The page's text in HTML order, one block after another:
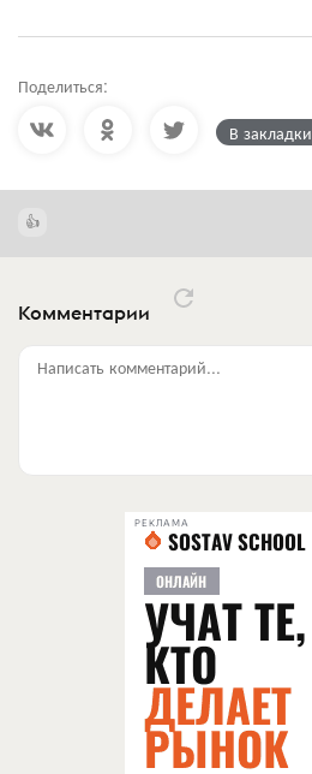
Поделиться:
В закладки
Комментарии
Написать комментарий...
РЕКЛАМА